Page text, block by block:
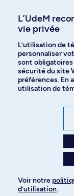
Langues
Facebook
Politique de
L’UdeM
vie privée
L’utilisation de
personnaliser
sont
sécurité du site
préférences. En
utilisation de
Voir notre
d’utilisation.